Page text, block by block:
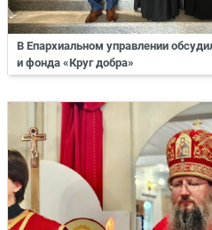
В Епархиальном управлении
и фонда «Круг добра»